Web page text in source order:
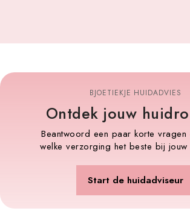
BJOETIEKJE HUIDADVIES
Ontdek jouw
Beantwoord een paar korte vragen
welke verzorging het beste bij jouw
Start de huidadviseur